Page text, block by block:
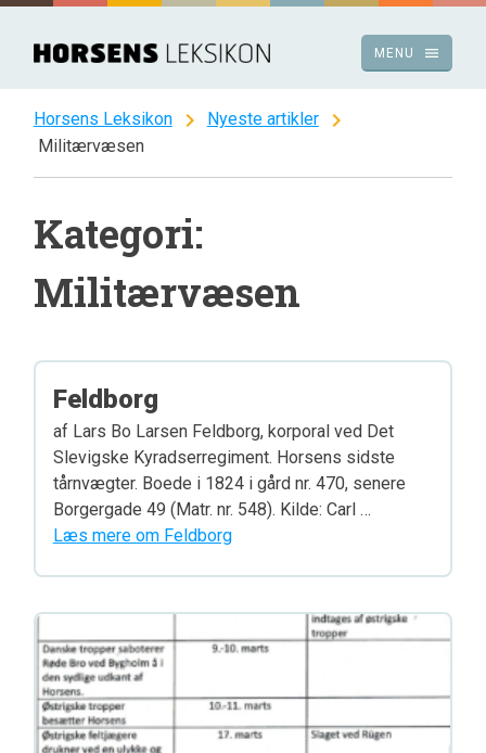
Spring
indhold
menu
MENU
Horsens Leksikon chevron_right Nyeste artikler chevron_right
Militærvæsen
Kategori:
Militærvæsen
Feldborg
af Lars Bo Larsen Feldborg, korporal ved Det
Slevigske Kyradserregiment. Horsens sidste
tårnvægter. Boede i 1824 i gård nr. 470, senere
Borgergade 49 (Matr. nr. 548). Kilde: Carl …
Læs mere om Feldborg